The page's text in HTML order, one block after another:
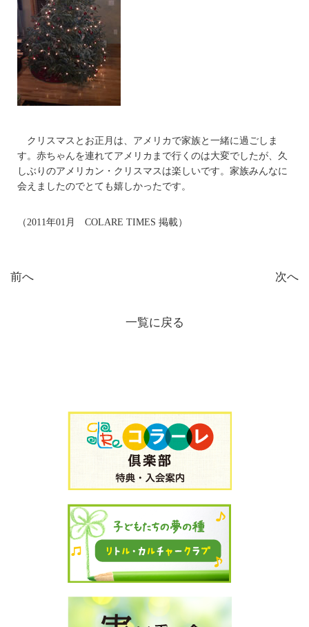
クリスマスとお正月は、アメリカで家族と一緒に過ごしま
す。赤ちゃんを連れてアメリカまで行くのは大変でしたが、久
しぶりのアメリカン・クリスマスは楽しいです。家族みんなに
会えましたのでとても嬉しかったです。
（2011年01月 COLARE TIMES 掲載）
前へ 次へ
一覧に戻る